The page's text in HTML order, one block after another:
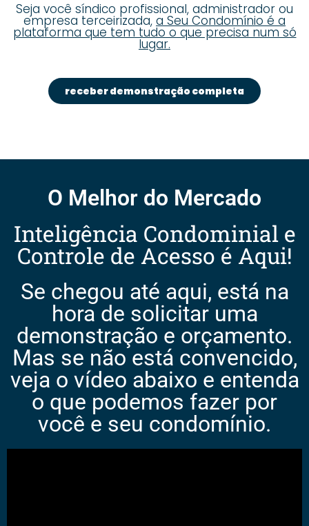
Seja você síndico profissional, administrador ou
empresa terceirizada, a Seu Condomínio é a
plataforma que tem tudo o que precisa num só
lugar.
receber demonstração completa
O Melhor do Mercado
Inteligência Condominial e
Controle de Acesso é Aqui!
Se chegou até aqui, está na
hora de solicitar uma
demonstração e orçamento.
Mas se não está convencido,
veja o vídeo abaixo e entenda
o que podemos fazer por
você e seu condomínio.